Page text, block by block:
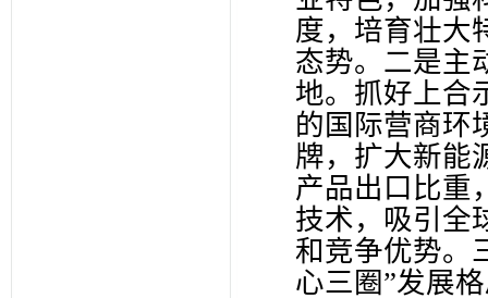
度，培育壮大
态势。二是主
地。抓好上合
的国际营商环
牌，扩大新能
产品出口比重
技术，吸引全
和竞争优势。
心三圈”发展